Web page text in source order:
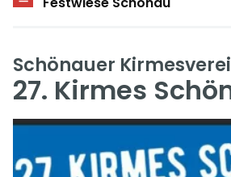
Schönauer
27. Kirmes